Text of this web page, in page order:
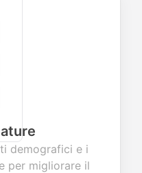
demografici e i
per migliorare il